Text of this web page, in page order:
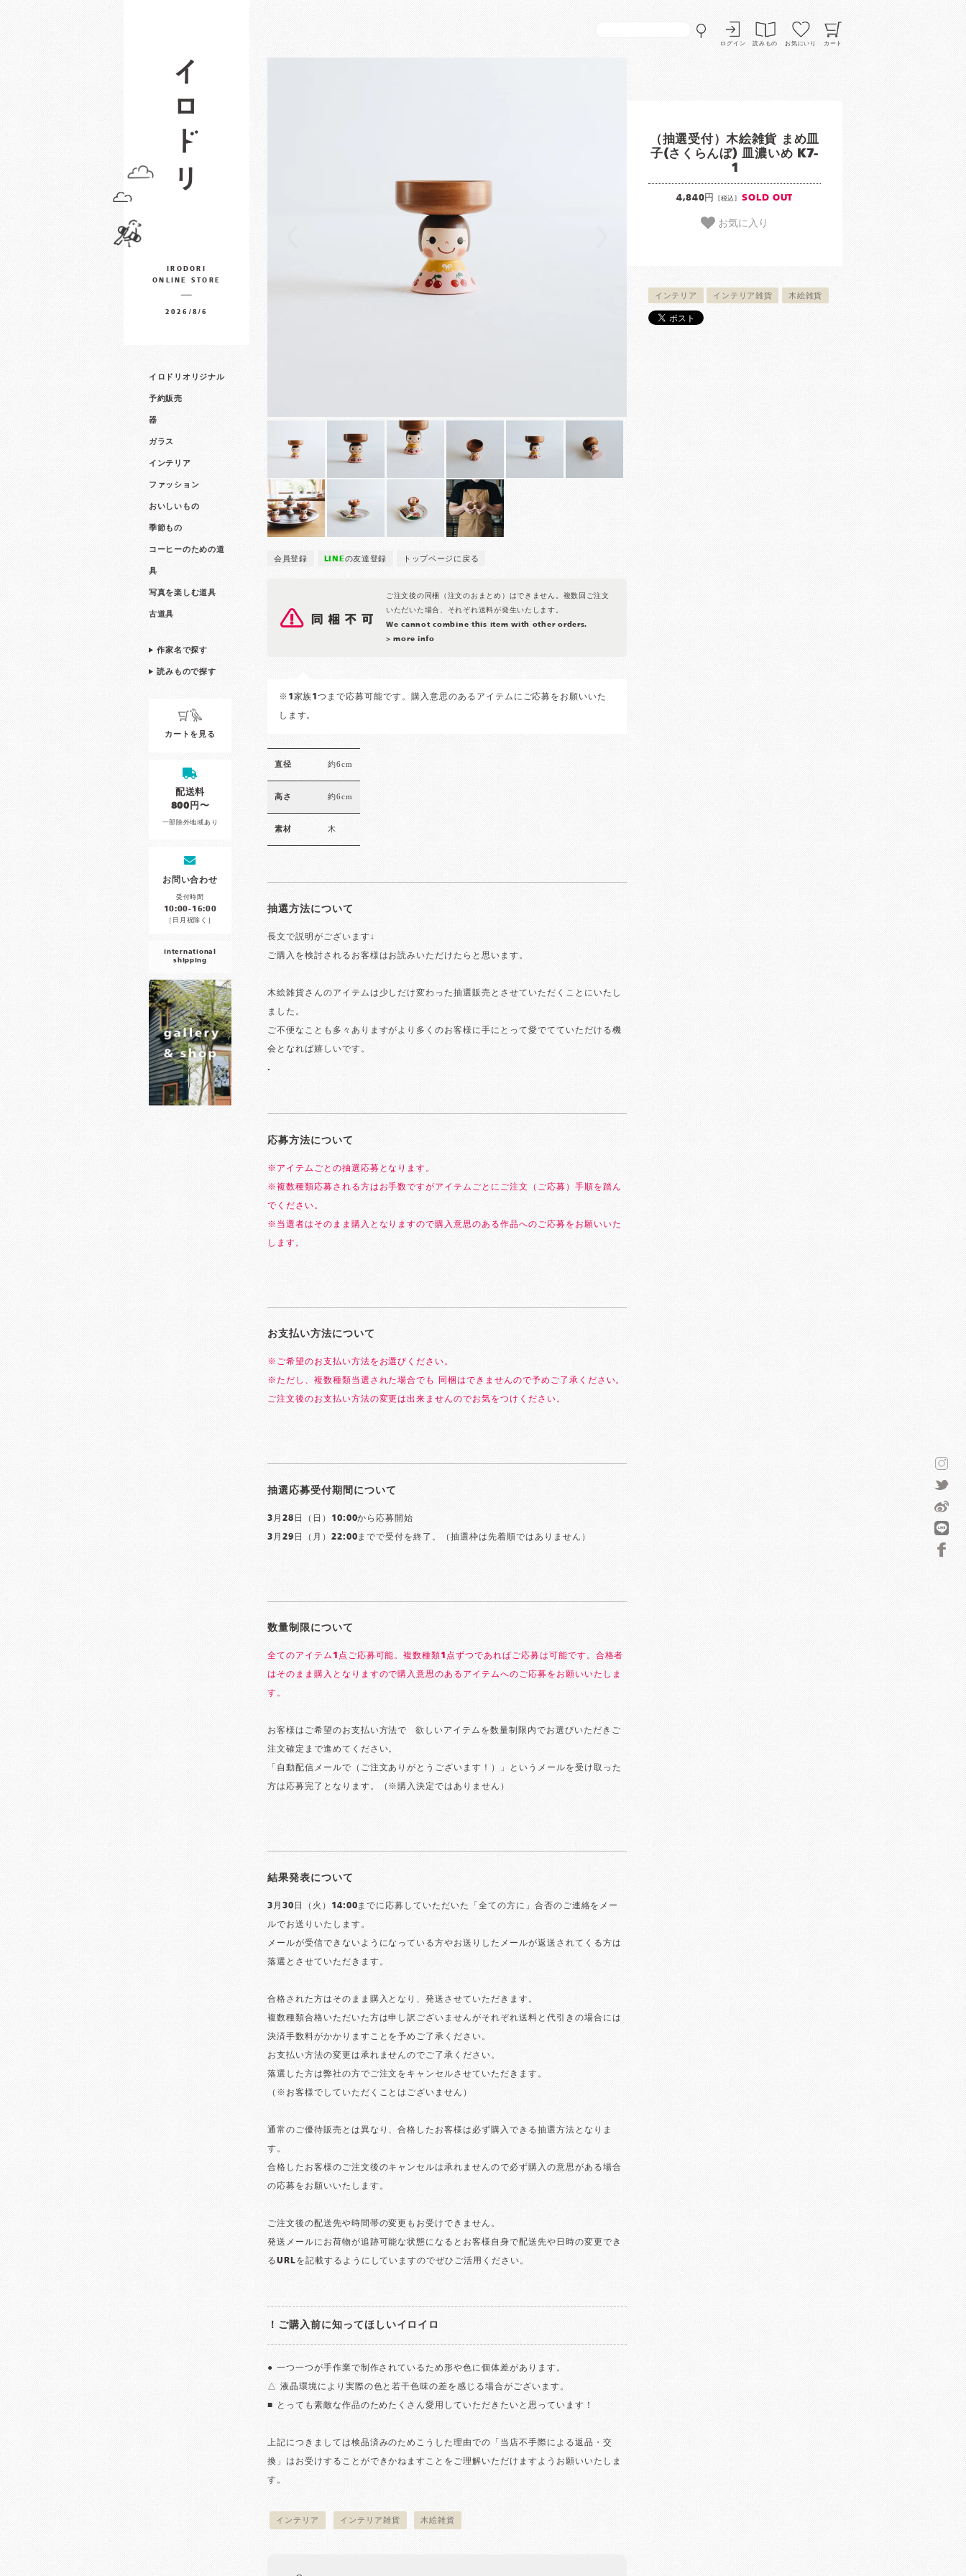
ログイン 読みもの お気にいり カート
IRODORI
ONLINE STORE
2026/8/6
イロドリオリジナル
予約販売
器
ガラス
インテリア
ファッション
おいしいもの
季節もの
コーヒーのための道
具
写真を楽しむ道具
古道具
作家名で探す
読みもので探す
カートを見る
配送料
800円〜
一部除外地域あり
お問い合わせ
受付時間
10:00-16:00
［日月祝除く］
international
shipping
会員登録 LINEの友達登録 トップページに戻る
ご注文後の同梱（注文のおまとめ）はできません。複数回ご注文
いただいた場合、それぞれ送料が発生いたします。
We cannot combine this item with other orders.
> more info
（抽選受付）木絵雑貨 まめ皿
子(さくらんぼ) 皿濃いめ K7-
1
4,840円 [税込] SOLD OUT
お気に入り
インテリア インテリア雑貨 木絵雑貨
※1家族1つまで応募可能です。購入意思のあるアイテムにご応募をお願いいた
します。
直径 約6cm
高さ 約6cm
素材 木
抽選方法について
長文で説明がございます↓
ご購入を検討されるお客様はお読みいただけたらと思います。
木絵雑貨さんのアイテムは少しだけ変わった抽選販売とさせていただくことにいたし
ました。
ご不便なことも多々ありますがより多くのお客様に手にとって愛でてていただける機
会となれば嬉しいです。
.
応募方法について
※アイテムごとの抽選応募となります。
※複数種類応募される方はお手数ですがアイテムごとにご注文（ご応募）手順を踏ん
でください。
※当選者はそのまま購入となりますので購入意思のある作品へのご応募をお願いいた
します。
お支払い方法について
※ご希望のお支払い方法をお選びください。
※ただし、複数種類当選された場合でも 同梱はできませんので予めご了承ください。
ご注文後のお支払い方法の変更は出来ませんのでお気をつけください。
抽選応募受付期間について
3月28日（日）10:00から応募開始
3月29日（月）22:00までで受付を終了。（抽選枠は先着順ではありません）
数量制限について
全てのアイテム1点ご応募可能。複数種類1点ずつであればご応募は可能です。合格者
はそのまま購入となりますので購入意思のあるアイテムへのご応募をお願いいたしま
す。
お客様はご希望のお支払い方法で゙欲しいアイテムを数量制限内でお選びいただきご
注文確定まで進めてください。
「自動配信メールで（ご注文ありがとうございます！）」というメールを受け取った
方は応募完了となります。（※購入決定ではありません）
結果発表について
3月30日（火）14:00までに応募していただいた「全ての方に」合否のご連絡をメー
ルでお送りいたします。
メールが受信できないようになっている方やお送りしたメールが返送されてくる方は
落選とさせていただきます。
合格された方はそのまま購入となり、発送させていただきます。
複数種類合格いただいた方は申し訳ございませんがそれぞれ送料と代引きの場合には
決済手数料がかかりますことを予めご了承ください。
お支払い方法の変更は承れませんのでご了承ください。
落選した方は弊社の方でご注文をキャンセルさせていただきます。
（※お客様でしていただくことはございません）
通常のご優待販売とは異なり、合格したお客様は必ず購入できる抽選方法となりま
す。
合格したお客様のご注文後のキャンセルは承れませんので必ず購入の意思がある場合
の応募をお願いいたします。
ご注文後の配送先や時間帯の変更もお受けできません。
発送メールにお荷物が追跡可能な状態になるとお客様自身で配送先や日時の変更でき
るURLを記載するようにしていますのでぜひご活用ください。
！ご購入前に知ってほしいイロイロ
● 一つ一つが手作業で制作されているため形や色に個体差があります。
△ 液晶環境により実際の色と若干色味の差を感じる場合がございます。
■ とっても素敵な作品のためたくさん愛用していただきたいと思っています！
上記につきましては検品済みのためこうした理由での「当店不手際による返品・交
換」はお受けすることができかねますことをご理解いただけますようお願いいたしま
す。
インテリア インテリア雑貨 木絵雑貨